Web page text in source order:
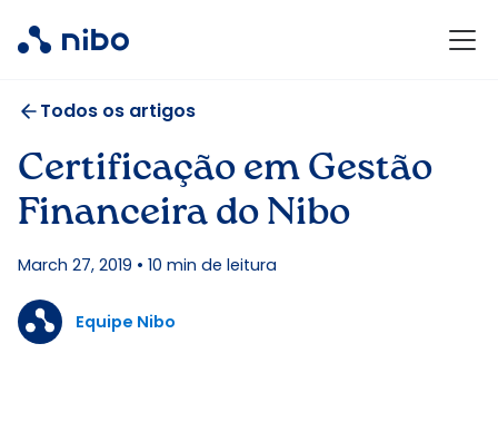
Todos os artigos
Certificação em Gestão
Financeira do Nibo
March 27, 2019 • 10 min de leitura
Equipe Nibo